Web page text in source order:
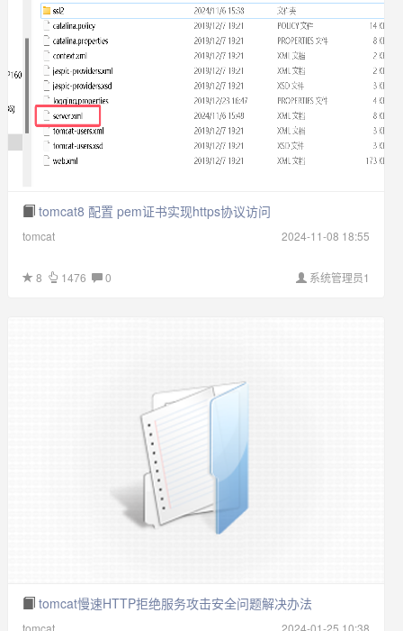
tomcat8 配置 pem证书实现https协议访问
tomcat 2024-11-08 18:55
系统管理员1
8 1476 0
tomcat慢速HTTP拒绝服务攻击安全问题解决办法